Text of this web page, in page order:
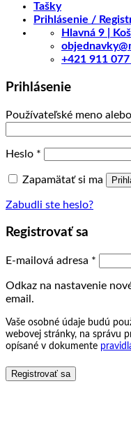
Tašky
Prihlásenie /
Hlavná 9 |
+421 911
Prihlásenie
Používateľské meno
Heslo *
Zapamätať si ma
Zabudli ste heslo?
Registrovať sa
E-mailová adresa *
Odkaz na nastavenie
email.
Vaše osobné údaje budú
webovej stránky, na správu
opísané v dokumente
Registrovať sa